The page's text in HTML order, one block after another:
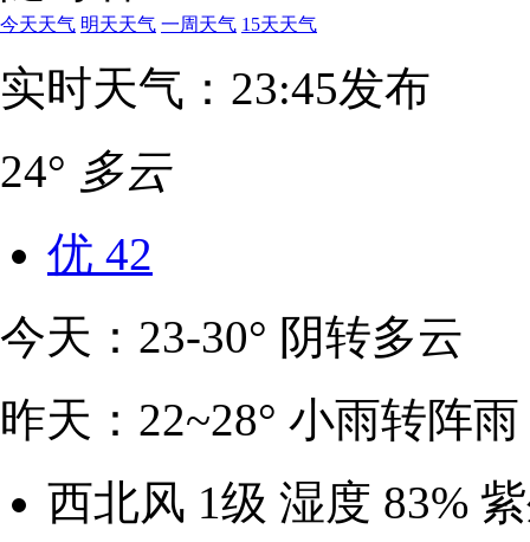
今天天气 明天天气 一周天气 15天天气
实时天气：23:45发布
24° 多云
优 42
今天：23-30° 阴转多云
昨天：22~28° 小雨转阵雨
西北风 1级 湿度 83%